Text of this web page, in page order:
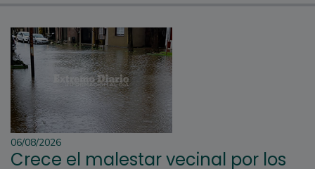
06/08/2026
Crece el malestar vecinal por los